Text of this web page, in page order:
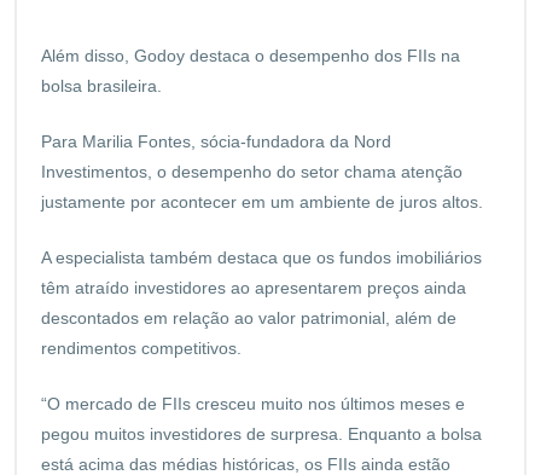
Além disso, Godoy destaca o desempenho dos FIIs na
bolsa brasileira.
Para Marilia Fontes, sócia-fundadora da Nord
Investimentos, o desempenho do setor chama atenção
justamente por acontecer em um ambiente de juros altos.
A especialista também destaca que os fundos imobiliários
têm atraído investidores ao apresentarem preços ainda
descontados em relação ao valor patrimonial, além de
rendimentos competitivos.
“O mercado de FIIs cresceu muito nos últimos meses e
pegou muitos investidores de surpresa. Enquanto a bolsa
está acima das médias históricas, os FIIs ainda estão